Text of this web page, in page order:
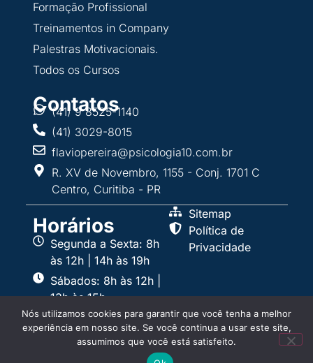
Formação Profissional
Treinamentos in Company
Palestras Motivacionais.
Todos os Cursos
Contatos
(41) 9 8525-1140
(41) 3029-8015
flaviopereira@psicologia10.com.br
R. XV de Novembro, 1155 - Conj. 1701 C
Centro, Curitiba - PR
Horários
Segunda a Sexta: 8h
às 12h | 14h às 19h
Sábados: 8h às 12h |
13h às 15h
Sitemap
Política de
Privacidade
Instituto Flávio Pereira ©2026 |
Nós utilizamos cookies para garantir que você tenha a melhor
experiência em nosso site. Se você continua a usar este site,
assumimos que você está satisfeito.